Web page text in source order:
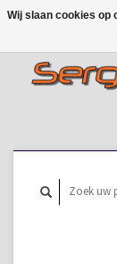
Wij slaan cookies op